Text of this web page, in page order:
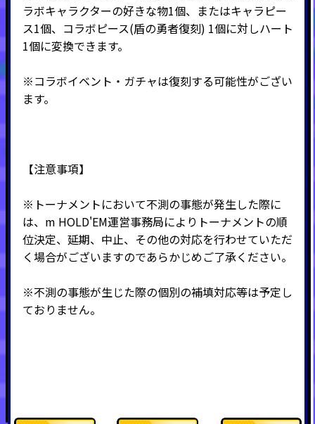
ラボキャラクターの好きな物1個、またはキャラピー
ス1個、コラボピース(盾の勇者復刻) 1個に対しハート
1個に変換できます。
※コラボイベント・ガチャは復刻する可能性がござい
ます。
【注意事項】
※トーナメントにおいて不測の事態が発生した際に
は、m HOLD'EM運営事務局によりトーナメントの順
位決定、延期、中止、その他の対応を行わせていただ
く場合がございますのであらかじめご了承ください。
※不測の事態が生じた際の個別の補填対応等は予定し
ておりません。